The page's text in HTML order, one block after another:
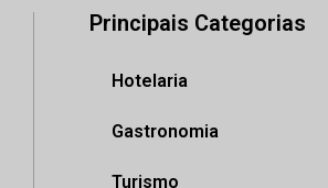
Principais Categorias
Hotelaria
Gastronomia
Turismo